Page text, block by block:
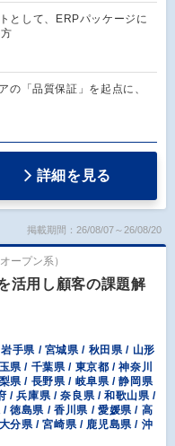
として、ERPパッケージに
の「品質保証」を起点に、
詳細を見る
掲載期間：26/08/07～26/08/20
ープン系）
活用し顧客の課題解
手県 / 宮城県 / 秋田県 / 山形
県 / 千葉県 / 東京都 / 神奈川
県 / 長野県 / 岐阜県 / 静岡県
/ 兵庫県 / 奈良県 / 和歌山県 /
徳島県 / 香川県 / 愛媛県 / 高
分県 / 宮崎県 / 鹿児島県 / 沖